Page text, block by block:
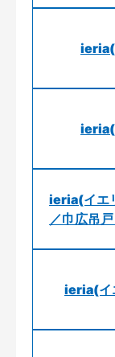
ieria(
ieria(
ieria(イエ
／巾広吊
ieria(イ